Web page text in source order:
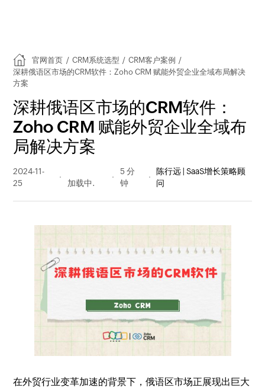
官网首页 / CRM系统选型 / CRM客户案例 /
深耕俄语区市场的CRM软件：Zoho CRM 赋能外贸企业全域布局解决
方案
深耕俄语区市场的CRM软件：
Zoho CRM 赋能外贸企业全域布
局解决方案
2024-11-
25
量
5 分
钟
陈行远 | SaaS增长策略顾
问
在外贸行业变革加速的背景下，俄语区市场正展现出巨大